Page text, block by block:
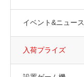
イベント&ニュース
入荷プライズ